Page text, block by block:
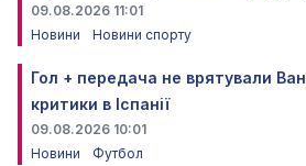
09.08.2026 11:01
Новини
Новини спорту
Гол + передача не врятували
критики в Іспанії
09.08.2026 10:01
Новини
Футбол